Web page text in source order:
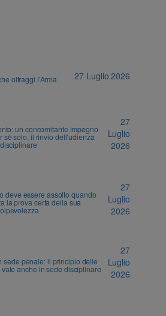
oltraggi l’Arma 27 Luglio 2026
un concomitante impegno
sè solo, il rinvio dell’udienza
disciplinare
27
Luglio
2026
deve essere assolto quando
la prova certa della sua
27
Luglio
2026
sede penale: il principio delle
anche in sede disciplinare
27
Luglio
2026